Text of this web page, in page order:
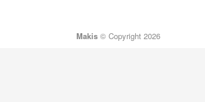
Makis© Copyright 2026